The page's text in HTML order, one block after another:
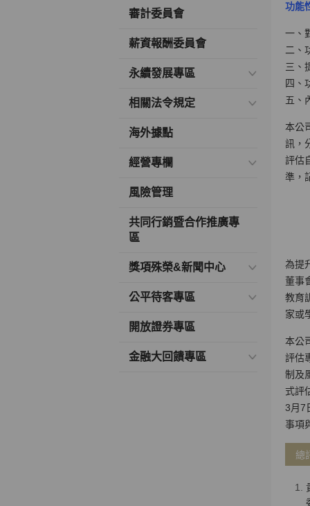
審計委員會
薪資報酬委員會
永續發展專區
相關法令規定
海外據點
經營專欄
風險管理
共同行銷暨合作推廣專
區
獎項殊榮&新聞中心
公平待客專區
開放證券專區
金融大回饋專區
功能
一、
二、
三、
四、
五、
本公
訊，
評估
準，
為提
董事
教育
家或
本公
評估
制及
式評
3月7
事項
總